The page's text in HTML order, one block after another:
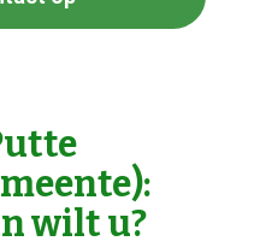
wilt u?